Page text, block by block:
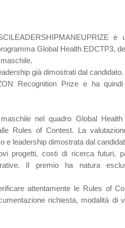
è
Global Health EDCTP3,
già dimostrati dal candidato.
Recognition Prize e ha
nel quadro Global Health
Rules of Contest. La
e leadership dimostrata dal
progetti, costi di ricerca futuri,
Il premio ha natura
attentamente le Rules of
richiesta, modalità di